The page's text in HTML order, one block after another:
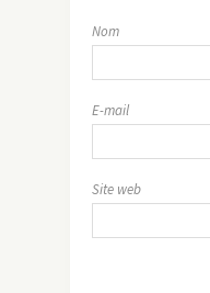
Nom
E-mail
Site web